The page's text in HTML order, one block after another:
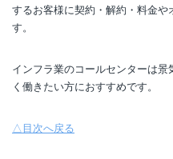
するお客様に契約・解約・料金や
す。
インフラ業のコールセンターは
く働きたい方におすすめです。
△目次へ戻る